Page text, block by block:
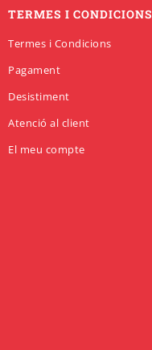
TERMES I CONDICIONS
Termes i Condicions
Pagament
Desistiment
Atenció al client
El meu compte